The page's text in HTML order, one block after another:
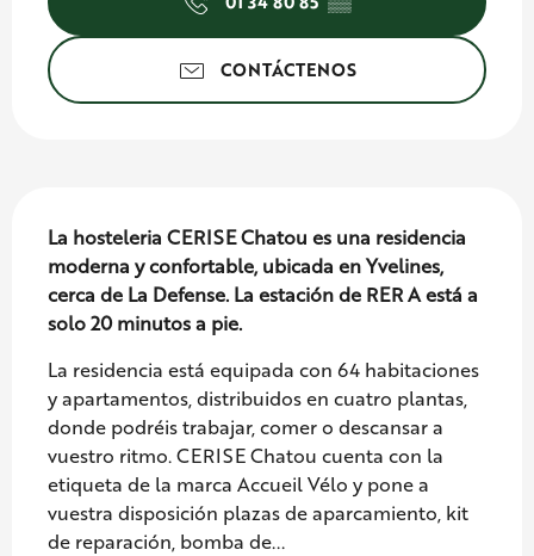
CONTÁCTENOS
Descripción
La hosteleria CERISE Chatou es una residencia
moderna y confortable, ubicada en Yvelines,
cerca de La Defense. La estación de RER A está a
solo 20 minutos a pie.
La residencia está equipada con 64 habitaciones
y apartamentos, distribuidos en cuatro plantas,
donde podréis trabajar, comer o descansar a
vuestro ritmo. CERISE Chatou cuenta con la
etiqueta de la marca Accueil Vélo y pone a
vuestra disposición plazas de aparcamiento, kit
de reparación, bomba de...